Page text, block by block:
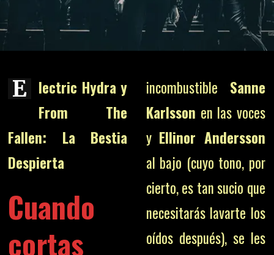
E lectric Hydra y
From The
Fallen: La Bestia
Despierta
Cuando
cortas
incombustible Sanne
Karlsson en las voces
y Ellinor Andersson
al bajo (cuyo tono, por
cierto, es tan sucio que
necesitarás lavarte los
oídos después), se les